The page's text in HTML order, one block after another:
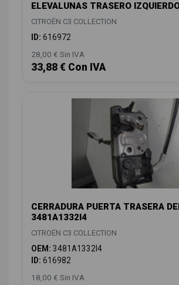
ELEVALUNAS TRASERO
CITROËN C3 COLLECTION
ID: 616972
28,00 € Sin IVA
33,88 € Con IVA
CERRADURA PUERTA TRASERA
3481A1332I4
CITROËN C3 COLLECTION
OEM: 3481A1332I4
ID: 616982
18,00 € Sin IVA